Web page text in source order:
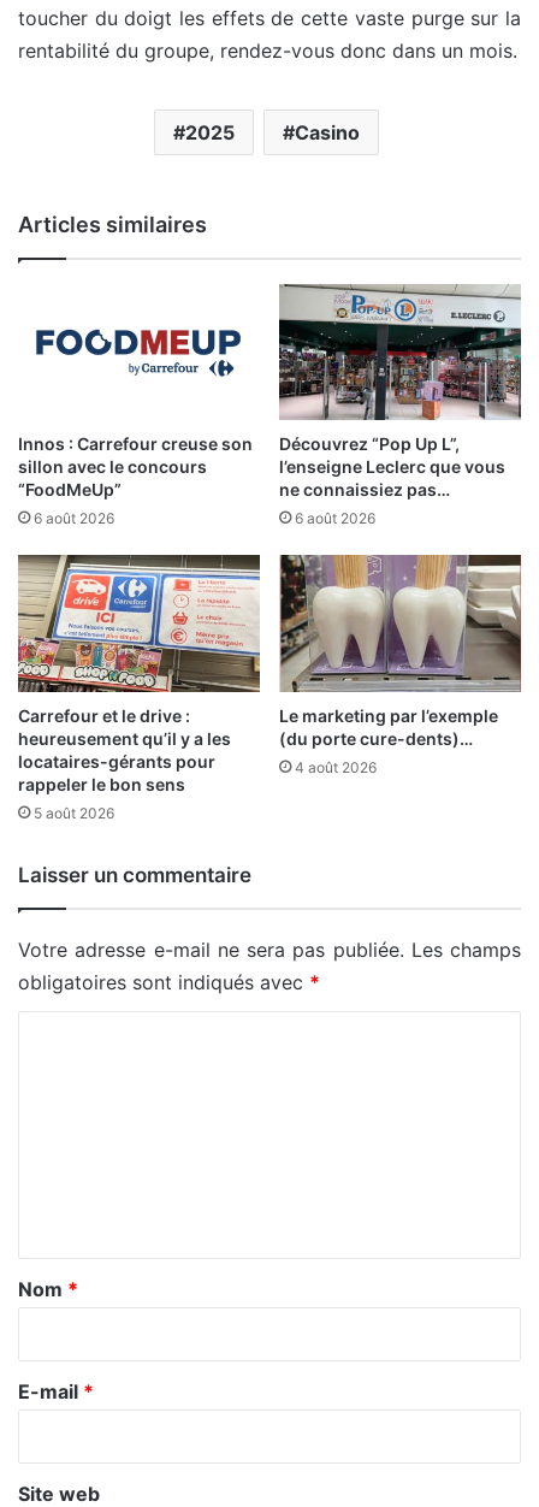
toucher du doigt les effets de cette vaste purge sur la
rentabilité du groupe, rendez-vous donc dans un mois.
2025 Casino
Articles similaires
Innos : Carrefour creuse son
sillon avec le concours
“FoodMeUp”
6 août 2026
Découvrez “Pop Up L”,
l’enseigne Leclerc que vous
ne connaissiez pas…
6 août 2026
Carrefour et le drive :
heureusement qu’il y a les
locataires-gérants pour
rappeler le bon sens
5 août 2026
Le marketing par l’exemple
(du porte cure-dents)…
4 août 2026
Laisser un commentaire
Votre adresse e-mail ne sera pas publiée. Les champs
obligatoires sont indiqués avec *
a
e
Nom *
E-mail *
Site web